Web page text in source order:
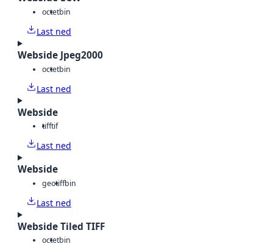
octetbin
Last ned
Webside Jpeg2000
octetbin
Last ned
Webside
tifftif
Last ned
Webside
geotiffbin
Last ned
Webside Tiled TIFF
octetbin